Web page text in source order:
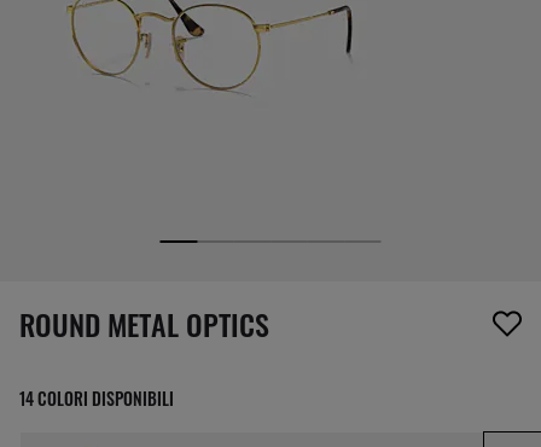
1 articolo è stato aggiunto alla tua wishlist
ROUND METAL OPTICS
14 COLORI DISPONIBILI